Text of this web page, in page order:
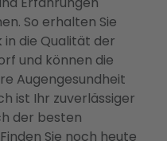
So erhalten Sie
in die Qualität der
und können die
Augengesundheit
ist Ihr zuverlässiger
der besten
Sie noch heute